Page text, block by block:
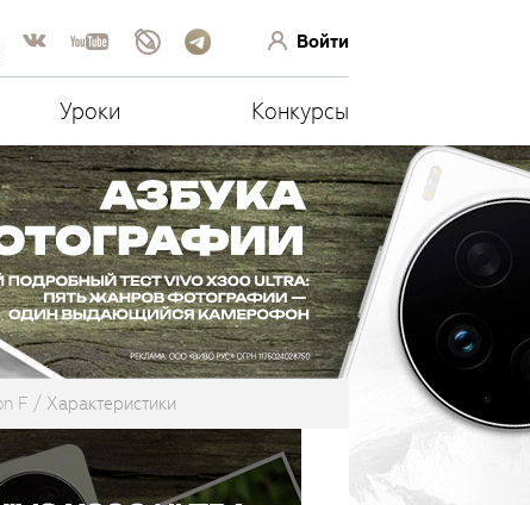
Войти
Уроки Конкурсы
F Характеристики